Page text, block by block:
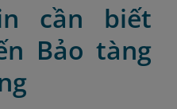
cần biết
Bảo tàng